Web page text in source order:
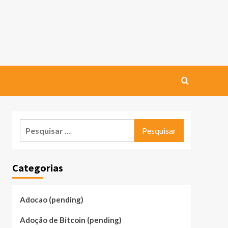
Categorias
Adocao (pending)
Adoção de Bitcoin (pending)